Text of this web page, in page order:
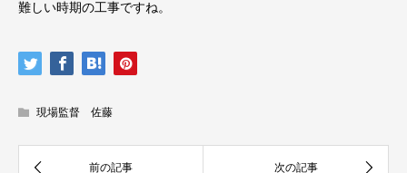
難しい時期の工事ですね。
現場監督 佐藤